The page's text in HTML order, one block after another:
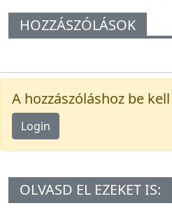
HOZZÁSZÓLÁSOK
A hozzászóláshoz be
Login
OLVASD EL EZEKET IS: